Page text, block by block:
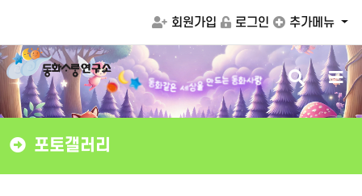
회원가입 로그인 추가메뉴
동화같은 세상을 만드는 동화사랑 검
색
버
튼
메
뉴
버
튼
포토갤러리